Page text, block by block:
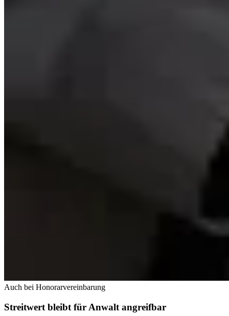
Auch bei Honorarvereinbarung
Streitwert bleibt für Anwalt angreifbar